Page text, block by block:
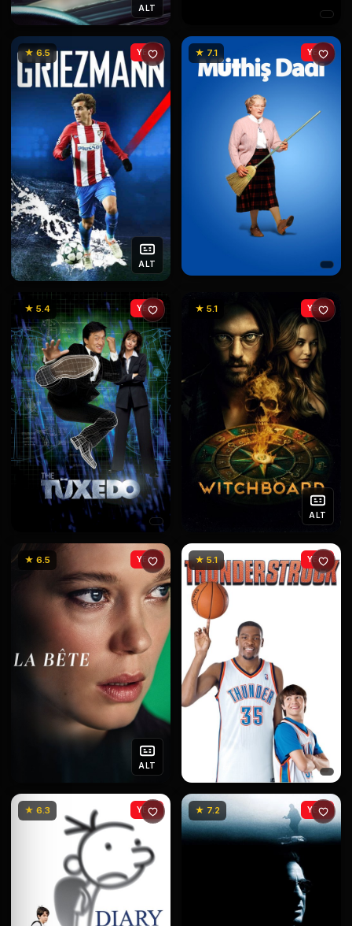
ALT
★ 6.5
ALT
YENİ ★ 7.1 YENİ
★ 5.4 YENİ ★ 5.1
ALT
YENİ
★ 6.5
ALT
YENİ ★ 5.1 YENİ
★ 6.3 YENİ ★ 7.2 YENİ